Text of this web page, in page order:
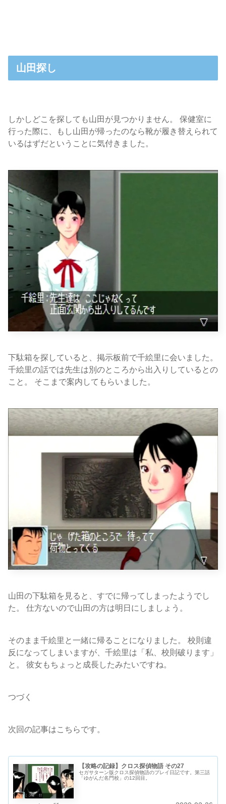
山田探し
しかしどこを探しても山田が見つかりません。 保健室に
行った際に、もし山田が帰ったのなら靴が履き替えられて
いるはずだということに気付きました。
下駄箱を探していると、掲示板前で千絵里に会いました。
千絵里の話では先生は別のところから出入りしているとの
こと。 そこまで案内してもらいました。
山田の下駄箱を見ると、すでに帰ってしまったようでし
た。 仕方ないので山田の方は明日にしましょう。
そのまま千絵里と一緒に帰ることになりました。 校則違
反になってしまいますが、千絵里は「私、校則破ります」
と。 彼女もちょっと成長したみたいですね。
つづく
次回の記事はこちらです。
【攻略の記録】クロス探偵物語 その27
セガサターン版クロス探偵物語のプレイ日記です。第三話
「ゆがんだ名門校」の12回目。